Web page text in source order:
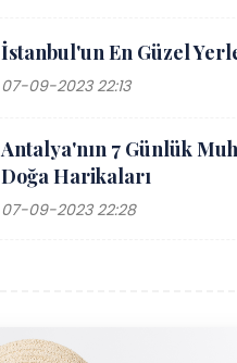
İstanbul'un En Güzel
07-09-2023 22:13
Antalya'nın 7 Günlük
Doğa Harikaları
07-09-2023 22:28